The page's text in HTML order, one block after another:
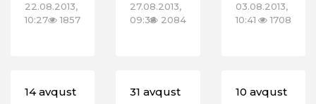
22.08.2013,
10:27
1857
27.08.2013,
09:362084
03.08.2013,
10:41
1708
14 avqust 31 avqust 10 avqust